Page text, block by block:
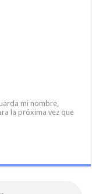
mi nombre,
la próxima vez que